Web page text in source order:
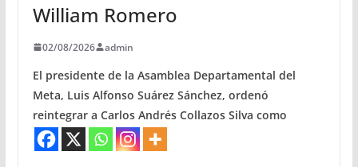
William Romero
02/08/2026 admin
El presidente de la Asamblea Departamental del
Meta, Luis Alfonso Suárez Sánchez, ordenó
reintegrar a Carlos Andrés Collazos Silva como